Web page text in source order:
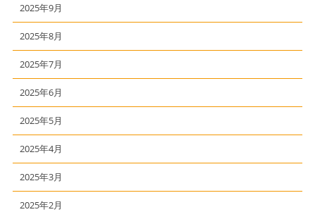
2025年9月
2025年8月
2025年7月
2025年6月
2025年5月
2025年4月
2025年3月
2025年2月